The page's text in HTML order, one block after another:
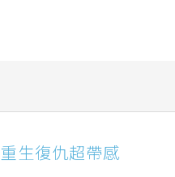
貓族後代太溫柔
生復仇超帶感